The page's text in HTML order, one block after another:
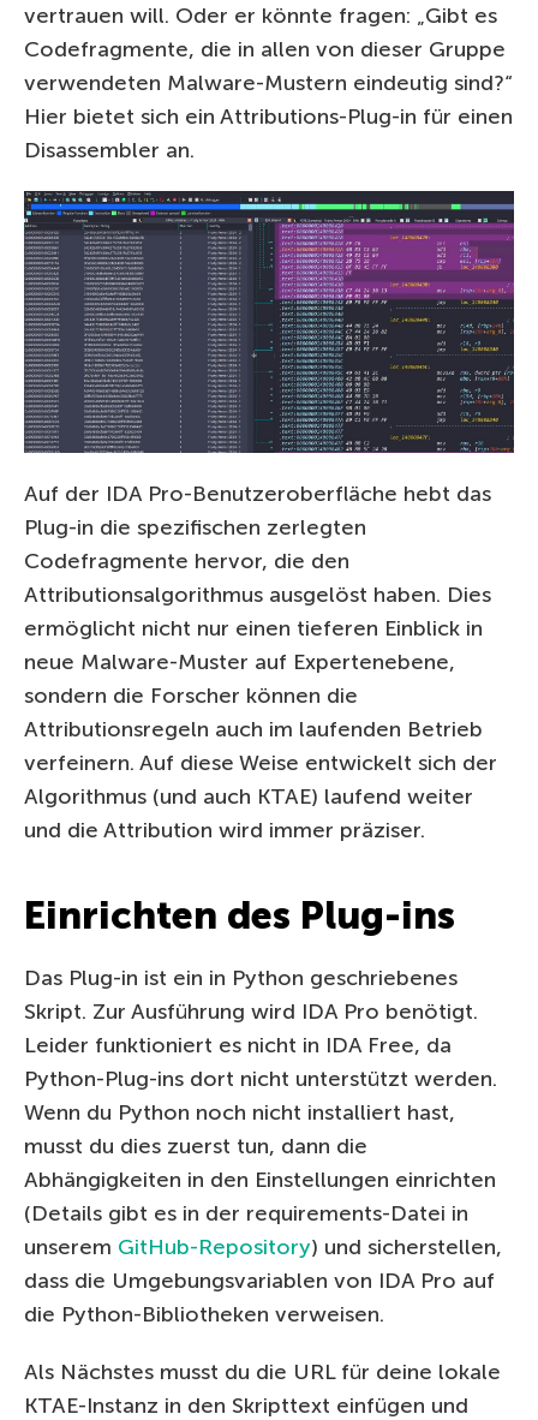
vertrauen will. Oder er könnte fragen: „Gibt es
Codefragmente, die in allen von dieser Gruppe
verwendeten Malware-Mustern eindeutig sind?“
Hier bietet sich ein Attributions-Plug-in für einen
Disassembler an.
Auf der IDA Pro-Benutzeroberfläche hebt das
Plug-in die spezifischen zerlegten
Codefragmente hervor, die den
Attributionsalgorithmus ausgelöst haben. Dies
ermöglicht nicht nur einen tieferen Einblick in
neue Malware-Muster auf Expertenebene,
sondern die Forscher können die
Attributionsregeln auch im laufenden Betrieb
verfeinern. Auf diese Weise entwickelt sich der
Algorithmus (und auch KTAE) laufend weiter
und die Attribution wird immer präziser.
Einrichten des Plug-ins
Das Plug-in ist ein in Python geschriebenes
Skript. Zur Ausführung wird IDA Pro benötigt.
Leider funktioniert es nicht in IDA Free, da
Python-Plug-ins dort nicht unterstützt werden.
Wenn du Python noch nicht installiert hast,
musst du dies zuerst tun, dann die
Abhängigkeiten in den Einstellungen einrichten
(Details gibt es in der requirements-Datei in
unserem GitHub-Repository) und sicherstellen,
dass die Umgebungsvariablen von IDA Pro auf
die Python-Bibliotheken verweisen.
Als Nächstes musst du die URL für deine lokale
KTAE-Instanz in den Skripttext einfügen und